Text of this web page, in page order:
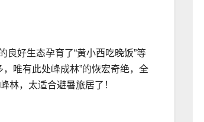
良好生态孕育了“黄小西吃晚饭”等
唯有此处峰成林”的恢宏奇绝，全
林，太适合避暑旅居了！